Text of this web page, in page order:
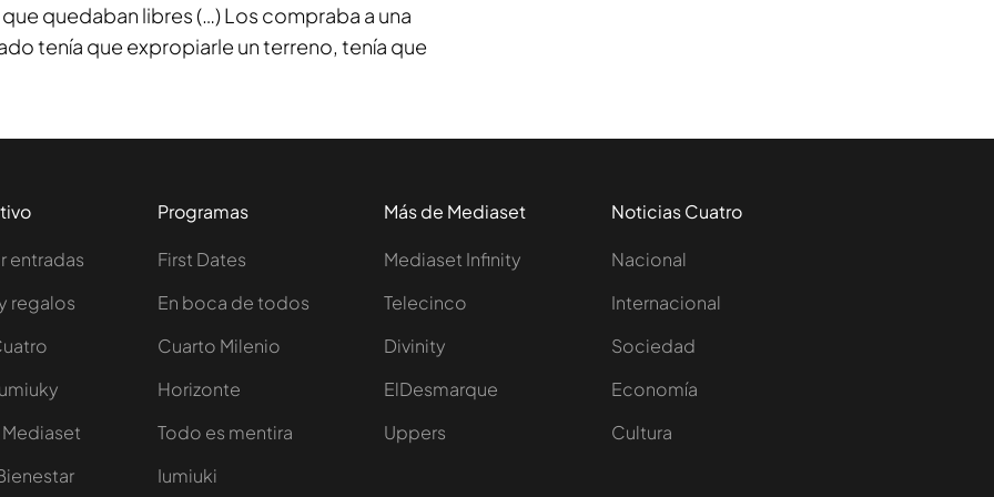
quedaban libres (…) Los compraba a una
tenía que expropiarle un terreno, tenía que
entradas
regalos
Programas
First Dates
En boca de todos
Cuarto Milenio
Horizonte
Todo es mentira
Iumiuki
Más de Mediaset
Mediaset Infinity
Telecinco
Divinity
ElDesmarque
Uppers
Noticias Cuatro
Nacional
Internacional
Sociedad
Economía
Cultura